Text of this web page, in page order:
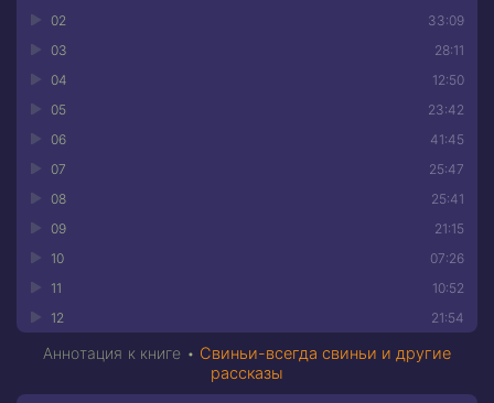
33:09
02
28:11
03
12:50
04
23:42
05
41:45
06
25:47
07
25:41
08
21:15
09
07:26
10
10:52
11
21:54
12
Аннотация к книге • Свиньи-всегда свиньи и другие
рассказы